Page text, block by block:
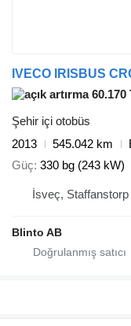
IVECO IRISBUS
60.170
Şehir içi otobüs
2013
545.042 km
Güç 330 bg (243 kW)
İsveç,
Blinto AB